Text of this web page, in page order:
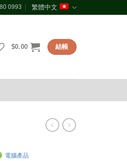
0993 繁體中文
$0.00 結帳
電腦產品